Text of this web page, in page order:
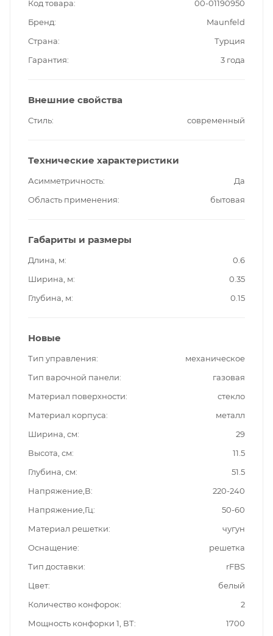
Код товара
00-01190950
Бренд
Maunfeld
Страна
Турция
Гарантия
3 года
Внешние свойства
Стиль современный
Технические характеристики
Асимметричность
Да
Область применения
бытовая
Габариты и размеры
Длина, м
0.6
Ширина, м
0.35
Глубина, м
0.15
Новые
Тип управления
механическое
Тип варочной панели
газовая
Материал поверхности
стекло
Материал корпуса
металл
Ширина, см
29
Высота, см
11.5
Глубина, см
51.5
Напряжение,В
220-240
Напряжение,Гц
50-60
Материал решетки
чугун
Оснащение
решетка
Тип доставки
rFBS
Цвет
белый
Количество конфорок
2
Мощность конфорки 1, ВТ
1700